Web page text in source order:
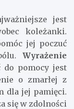
jest
koleżanki.
jej poczuć
Wyrażenie
do pomocy jest
o zmarłej z
dla jej pamięci.
się w zdolności